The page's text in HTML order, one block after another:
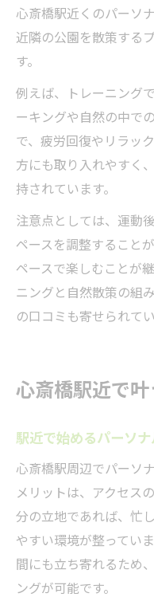
心斎橋駅近くのパーソ
近隣の公園を散策する
す。
例えば、トレーニング
ーキングや自然の中で
で、疲労回復やリラッ
方にも取り入れやすく
持されています。
注意点としては、運動
ペースを調整すること
ペースで楽しむことが
ニングと自然散策の組
の口コミも寄せられてい
心斎橋駅近で
駅近で始めるパーソ
心斎橋駅周辺でパーソ
メリットは、アクセス
分の立地であれば、忙
やすい環境が整ってい
間にも立ち寄れるため
ングが可能です。